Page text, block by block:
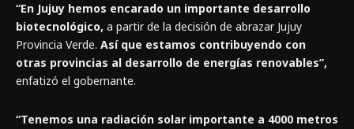
“En Jujuy hemos encarado un importante desarrollo
biotecnológico, a partir de la decisión de abrazar Jujuy
Provincia Verde. Así que estamos contribuyendo con
otras provincias al desarrollo de energías renovables”,
enfatizó el gobernante.
“Tenemos una radiación solar importante a 4000 metros